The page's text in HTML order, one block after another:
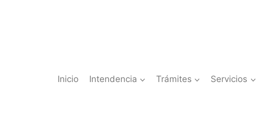
Inicio Intendencia Trámites Servicios